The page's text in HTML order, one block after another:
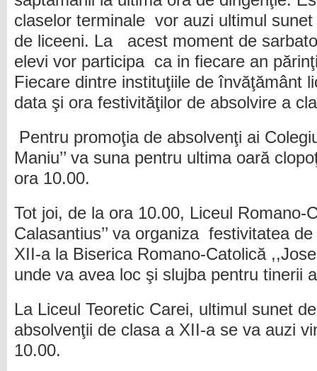
claselor terminale vor auzi ultimul
de liceeni. La acest moment de
elevi vor participa ca in fiecare an
Fiecare dintre instituţiile de învăţământ
data şi ora festivităţilor de absolvire a
Pentru promoţia de absolvenţi ai
Maniu’’ va suna pentru ultima oară
ora 10.00.
Tot joi, de la ora 10.00, Liceul Romano-
Calasantius’’ va organiza festivitatea
XII-a la Biserica Romano-Catolică
unde va avea loc şi slujba pentru tinerii
La Liceul Teoretic Carei, ultimul sunet
absolvenţii de clasa a XII-a se va auzi
10.00.